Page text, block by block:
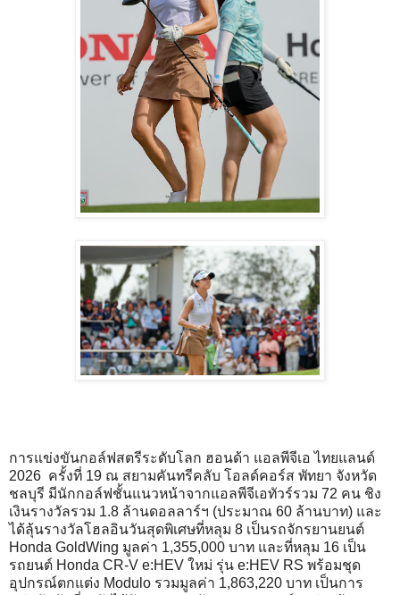
การแข่งขันกอล์ฟสตรีระดับโลก ฮอนด้า แอลพีจีเอ ไทยแลนด์
2026 ครั้งที่ 19 ณ สยามคันทรีคลับ โอลด์คอร์ส พัทยา จังหวัด
ชลบุรี มีนักกอล์ฟชั้นแนวหน้าจากแอลพีจีเอทัวร์รวม 72 คน ชิง
เงินรางวัลรวม 1.8 ล้านดอลลาร์ฯ (ประมาณ 60 ล้านบาท) และ
ได้ลุ้นรางวัลโฮลอินวันสุดพิเศษที่หลุม 8 เป็นรถจักรยานยนต์
Honda GoldWing มูลค่า 1,355,000 บาท และที่หลุม 16 เป็น
รถยนต์ Honda CR-V e:HEV ใหม่ รุ่น e:HEV RS พร้อมชุด
อุปกรณ์ตกแต่ง Modulo รวมมูลค่า 1,863,220 บาท เป็นการ